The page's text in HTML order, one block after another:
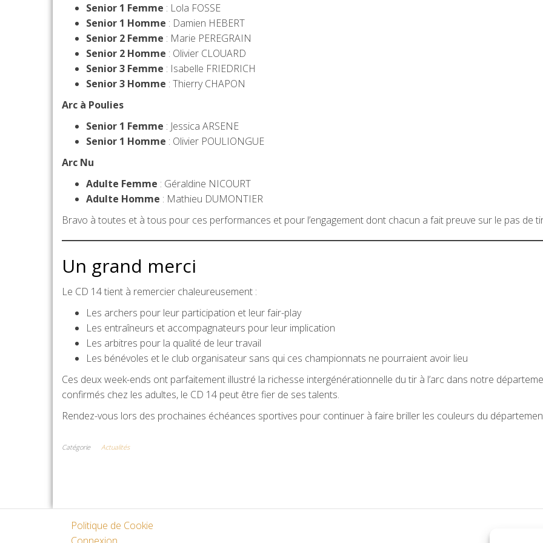
Senior 1 Femme : Lola FOSSE
Senior 1 Homme : Damien HEBERT
Senior 2 Femme : Marie PEREGRAIN
Senior 2 Homme : Olivier CLOUARD
Senior 3 Femme : Isabelle FRIEDRICH
Senior 3 Homme : Thierry CHAPON
Arc à Poulies
Senior 1 Femme : Jessica ARSENE
Senior 1 Homme : Olivier POULIONGUE
Arc Nu
Adulte Femme : Géraldine NICOURT
Adulte Homme : Mathieu DUMONTIER
Bravo à toutes et à tous pour ces performances et pour l’engagement dont chacun a fait preuve sur le pas de
Un grand merci
Le CD 14 tient à remercier chaleureusement :
Les archers pour leur participation et leur fair-play
Les entraîneurs et accompagnateurs pour leur implication
Les arbitres pour la qualité de leur travail
Les bénévoles et le club organisateur sans qui ces championnats ne pourraient avoir lieu
Ces deux week-ends ont parfaitement illustré la richesse intergénérationnelle du tir à l’arc dans notre
confirmés chez les adultes, le CD 14 peut être fier de ses talents.
Rendez-vous lors des prochaines échéances sportives pour continuer à faire briller les couleurs du
Catégorie Actualités
Politique de Cookie